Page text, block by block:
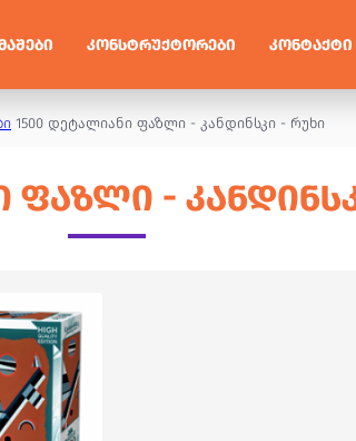
ᲙᲝᲜᲡᲢᲠᲣᲥᲢᲝᲠᲔᲑᲘ ᲙᲝᲜᲢᲐᲥᲢᲘ
1500 დეტალიანი ფაზლი - კანდინსკი - რუხი
ᲤᲐᲖᲚᲘ -